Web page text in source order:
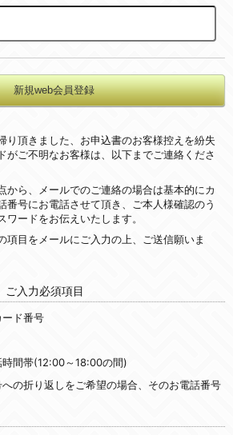
り頂きました、お申込書のお客様控えを紛失
がご不明なお客様は、以下までご連絡くださ
から、メールでのご連絡の場合は基本的にカ
番号にお電話させて頂き、ご本人様確認のう
ワードをお伝えいたします。
項目をメールにご入力の上、ご送信願いま
入力必須項目
ド番号
間帯(12:00～18:00の間)
の折り返しをご希望の場合、そのお電話番号